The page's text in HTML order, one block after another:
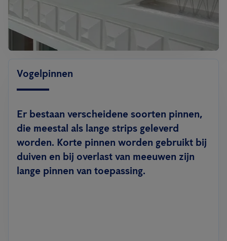
Vogelpinnen
Er bestaan verscheidene soorten pinnen,
die meestal als lange strips geleverd
worden. Korte pinnen worden gebruikt bij
duiven en bij overlast van meeuwen zijn
lange pinnen van toepassing.